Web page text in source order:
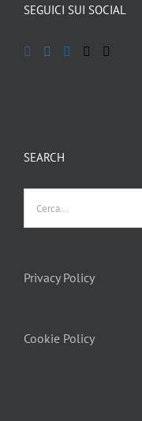
SEGUICI SUI SOCIAL
SEARCH
Privacy Policy
Cookie Policy